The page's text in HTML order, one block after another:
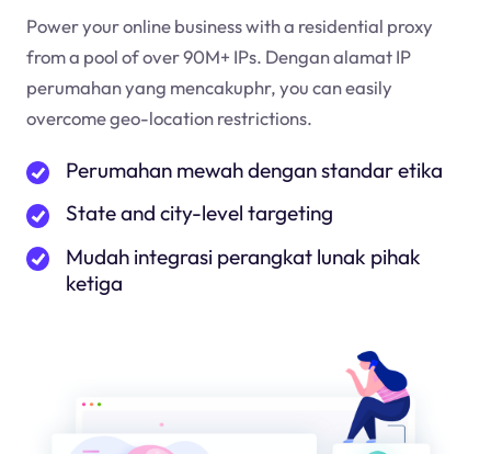
Power your online business with a residential proxy
from a pool of over 90M+ IPs. Dengan alamat IP
perumahan yang mencakuphr, you can easily
overcome geo-location restrictions.
Perumahan mewah dengan standar etika
State and city-level targeting
Mudah integrasi perangkat lunak pihak
ketiga